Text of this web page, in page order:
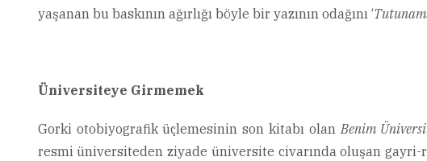
yaşanan bu baskının ağırlığı böyle bir yazının odağını ‘
Üniversiteye Girmemek
Gorki otobiyografik üçlemesinin son kitabı olanBenim
resmi üniversiteden ziyade üniversite civarında oluşan gayri-